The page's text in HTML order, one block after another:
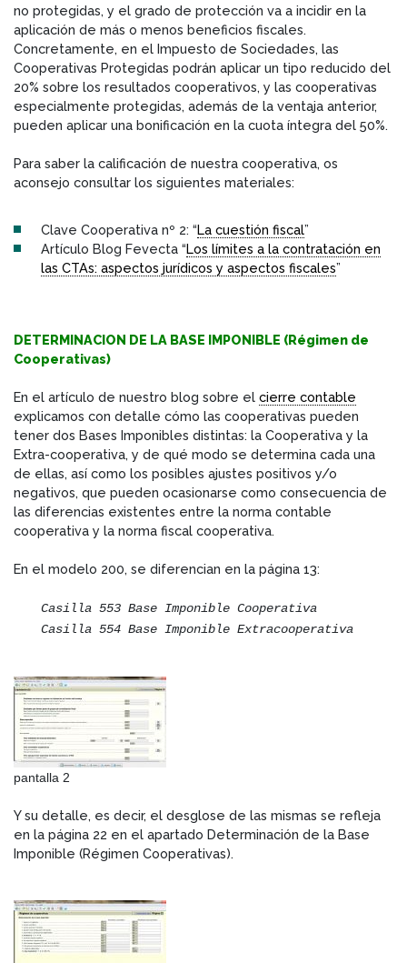
no protegidas, y el grado de protección va a incidir en la
aplicación de más o menos beneficios fiscales.
Concretamente, en el Impuesto de Sociedades, las
Cooperativas Protegidas podrán aplicar un tipo reducido del
20% sobre los resultados cooperativos, y las cooperativas
especialmente protegidas, además de la ventaja anterior,
pueden aplicar una bonificación en la cuota íntegra del 50%.
Para saber la calificación de nuestra cooperativa, os
aconsejo consultar los siguientes materiales:
Clave Cooperativa nº 2: “La cuestión fiscal”
Artículo Blog Fevecta “Los límites a la contratación en
las CTAs: aspectos jurídicos y aspectos fiscales”
DETERMINACION DE LA BASE IMPONIBLE (Régimen de
Cooperativas)
En el artículo de nuestro blog sobre el cierre contable
explicamos con detalle cómo las cooperativas pueden
tener dos Bases Imponibles distintas: la Cooperativa y la
Extra-cooperativa, y de qué modo se determina cada una
de ellas, así como los posibles ajustes positivos y/o
negativos, que pueden ocasionarse como consecuencia de
las diferencias existentes entre la norma contable
cooperativa y la norma fiscal cooperativa.
En el modelo 200, se diferencian en la página 13:
Casilla 553 Base Imponible Cooperativa
Casilla 554 Base Imponible Extracooperativa
pantalla 2
Y su detalle, es decir, el desglose de las mismas se refleja
en la página 22 en el apartado Determinación de la Base
Imponible (Régimen Cooperativas).